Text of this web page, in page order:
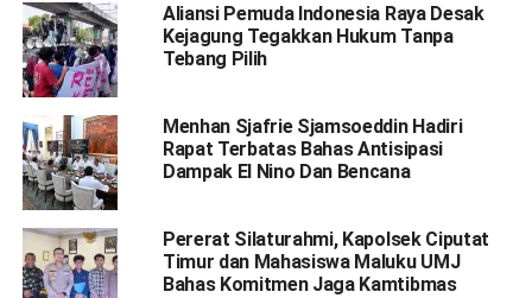
Aliansi Pemuda Indonesia Raya Desak
Kejagung Tegakkan Hukum Tanpa
Tebang Pilih
Menhan Sjafrie Sjamsoeddin Hadiri
Rapat Terbatas Bahas Antisipasi
Dampak El Nino Dan Bencana
Pererat Silaturahmi, Kapolsek Ciputat
Timur dan Mahasiswa Maluku UMJ
Bahas Komitmen Jaga Kamtibmas